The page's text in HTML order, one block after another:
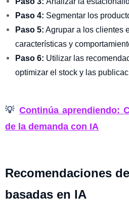
Paso 4: Segmentar los
Paso 5: Agrupar a los clientes
características y
Paso 6: Utilizar las
optimizar el stock y las
💡 Continúa aprendiendo:
de la demanda con IA
Recomendaciones
basadas en IA